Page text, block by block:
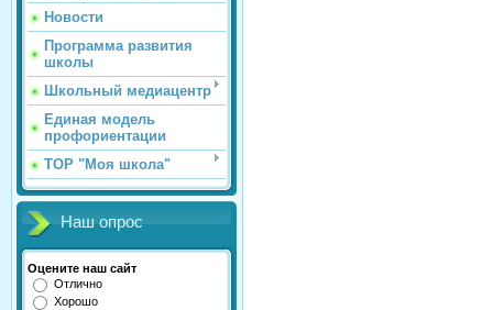
Новости
Программа развития
школы
Школьный медиацентр
Единая модель
профориентации
ТОР "Моя школа"
Наш опрос
Оцените наш сайт
Отлично
Хорошо